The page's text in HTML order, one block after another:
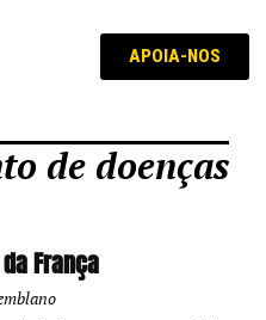
APOIA-NOS
de doenças
França